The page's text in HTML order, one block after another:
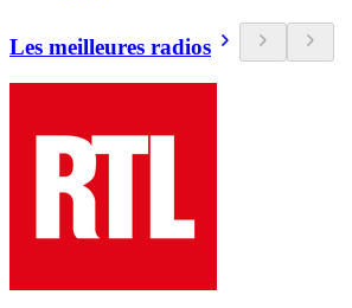
Les meilleures radios